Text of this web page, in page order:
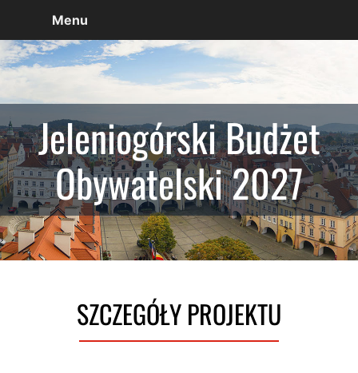
Menu
Jeleniogórski Budżet
Obywatelski 2027
SZCZEGÓŁY PROJEKTU